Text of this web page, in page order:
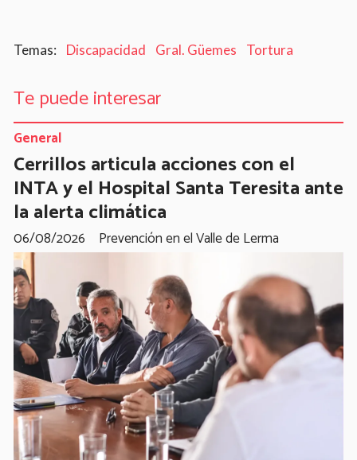
Discapacidad Gral. Güemes Tortura
Te puede interesar
Cerrillos articula acciones con el
INTA y el Hospital Santa Teresita ante
la alerta climática
Prevención en el Valle de Lerma
General
06/08/2026